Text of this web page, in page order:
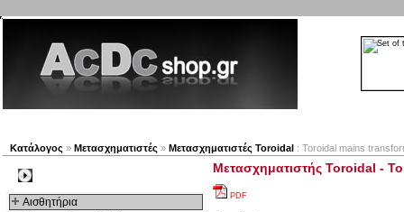
Κατάλογος » Μετασχηματιστές » Μετασχηματιστές Toroidal : Toroidal mains
Αισθητήρια
Μετασχηματιστής Toroidal -
PDF